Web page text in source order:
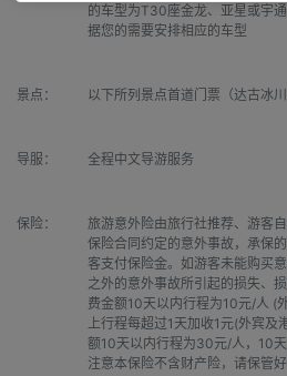
的车型为T30座金龙、亚星或宇
据您的需要安排相应的车型
景点： 以下所列景点首道门票（达古冰川
导服： 全程中文导游服务
保险：
旅游意外险由旅行社推荐、游客
保险合同约定的意外事故，承保
客支付保险金。如游客未能购买
之外的意外事故所引起的损失、
费金额10天以内行程为10元/人 (
上行程每超过1天加收1元(外宾
额10天以内行程为30元/人，10
注意本保险不含财产险，请保管